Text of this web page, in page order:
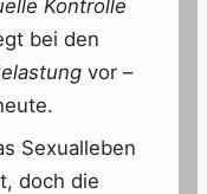
Kontrolle
bei den
vor –
Sexualleben
doch die